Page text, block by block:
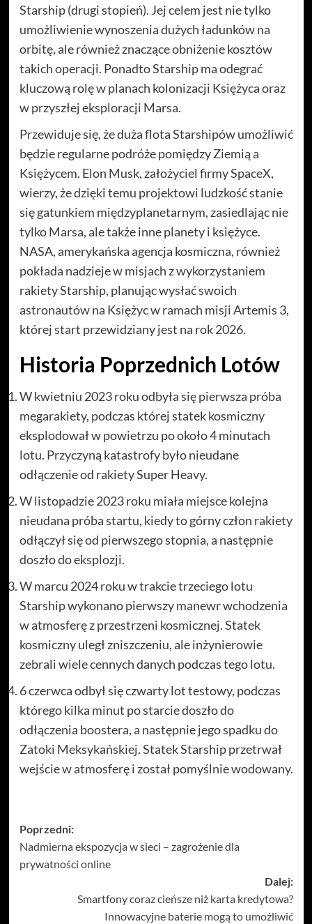
Starship (drugi stopień). Jej celem jest nie tylko
umożliwienie wynoszenia dużych ładunków na
orbitę, ale również znaczące obniżenie kosztów
takich operacji. Ponadto Starship ma odegrać
kluczową rolę w planach kolonizacji Księżyca oraz
w przyszłej eksploracji Marsa.
Przewiduje się, że duża flota Starshipów umożliwić
będzie regularne podróże pomiędzy Ziemią a
Księżycem. Elon Musk, założyciel firmy SpaceX,
wierzy, że dzięki temu projektowi ludzkość stanie
się gatunkiem międzyplanetarnym, zasiedlając nie
tylko Marsa, ale także inne planety i księżyce.
NASA, amerykańska agencja kosmiczna, również
pokłada nadzieje w misjach z wykorzystaniem
rakiety Starship, planując wysłać swoich
astronautów na Księżyc w ramach misji Artemis 3,
której start przewidziany jest na rok 2026.
Historia Poprzednich Lotów
W kwietniu 2023 roku odbyła się pierwsza próba
megarakiety, podczas której statek kosmiczny
eksplodował w powietrzu po około 4 minutach
lotu. Przyczyną katastrofy było nieudane
odłączenie od rakiety Super Heavy.
W listopadzie 2023 roku miała miejsce kolejna
nieudana próba startu, kiedy to górny człon rakiety
odłączył się od pierwszego stopnia, a następnie
doszło do eksplozji.
W marcu 2024 roku w trakcie trzeciego lotu
Starship wykonano pierwszy manewr wchodzenia
w atmosferę z przestrzeni kosmicznej. Statek
kosmiczny uległ zniszczeniu, ale inżynierowie
zebrali wiele cennych danych podczas tego lotu.
6 czerwca odbył się czwarty lot testowy, podczas
którego kilka minut po starcie doszło do
odłączenia boostera, a następnie jego spadku do
Zatoki Meksykańskiej. Statek Starship przetrwał
wejście w atmosferę i został pomyślnie wodowany.
Zobacz
wpisy
Poprzedni:
Nadmierna ekspozycja w sieci – zagrożenie dla
prywatności online
Dalej:
Smartfony coraz cieńsze niż karta kredytowa?
Innowacyjne baterie mogą to umożliwić